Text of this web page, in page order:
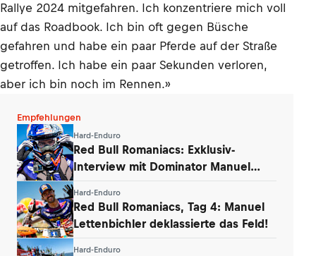
Rallye 2024 mitgefahren. Ich konzentriere mich voll
auf das Roadbook. Ich bin oft gegen Büsche
gefahren und habe ein paar Pferde auf der Straße
getroffen. Ich habe ein paar Sekunden verloren,
aber ich bin noch im Rennen.»
Empfehlungen
Hard-Enduro
Red Bull Romaniacs: Exklusiv-
Interview mit Dominator Manuel
Hard-Enduro
Red Bull Romaniacs, Tag 4: Manuel
Lettenbichler deklassierte das Feld!
Hard-Enduro